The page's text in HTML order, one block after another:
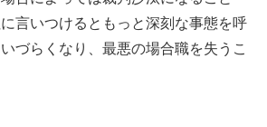
言いつけるともっと深刻な事態を呼
づらくなり、最悪の場合職を失うこ